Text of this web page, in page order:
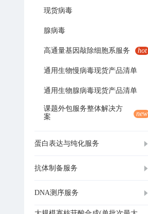
现货病毒
腺病毒
高通量基因敲除细胞系服务 hot
通用生物慢病毒现货产品清单
通用生物腺病毒现货产品清单
课题外包服务整体解决方
案
new
蛋白表达与纯化服务
抗体制备服务
DNA测序服务